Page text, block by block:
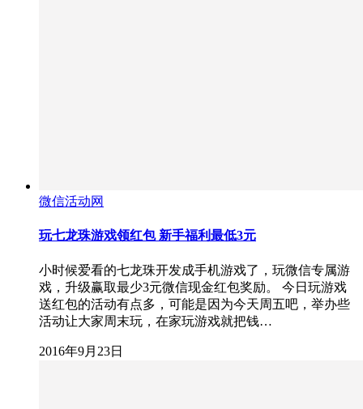
微信活动网
玩七龙珠游戏领红包 新手福利最低3元
小时候爱看的七龙珠开发成手机游戏了，玩微信专属游
戏，升级赢取最少3元微信现金红包奖励。 今日玩游戏
送红包的活动有点多，可能是因为今天周五吧，举办些
活动让大家周末玩，在家玩游戏就把钱…
2016年9月23日